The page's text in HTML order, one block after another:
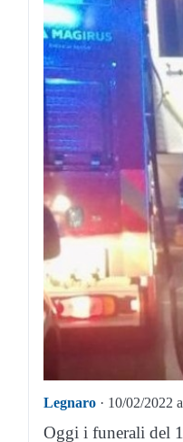
Legnaro · 10/02/2022
Oggi i funerali del